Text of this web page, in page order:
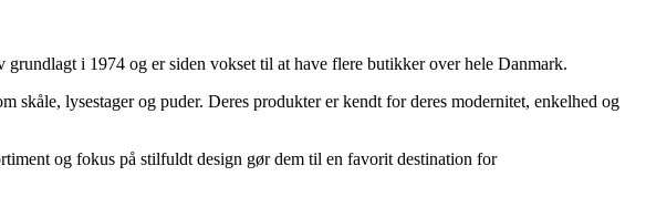
i 1974 og er siden vokset til at have flere butikker over hele Danmark.
lysestager og puder. Deres produkter er kendt for deres modernitet, enkelhed og
og fokus på stilfuldt design gør dem til en favorit destination for